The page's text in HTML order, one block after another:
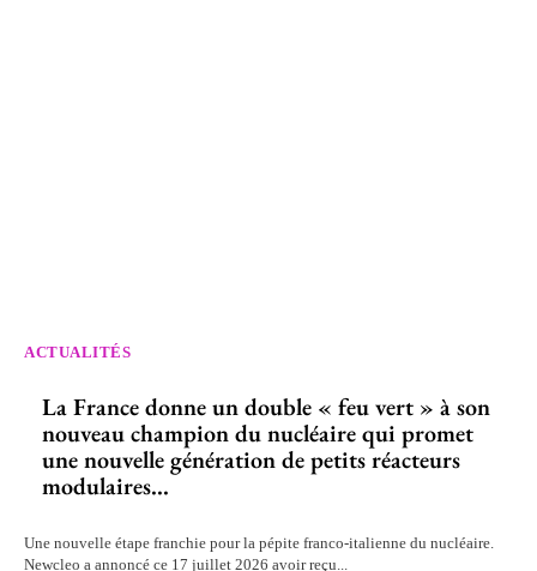
ACTUALITÉS
La France donne un double « feu vert » à son
nouveau champion du nucléaire qui promet
une nouvelle génération de petits réacteurs
modulaires...
Une nouvelle étape franchie pour la pépite franco-italienne du nucléaire.
Newcleo a annoncé ce 17 juillet 2026 avoir reçu...